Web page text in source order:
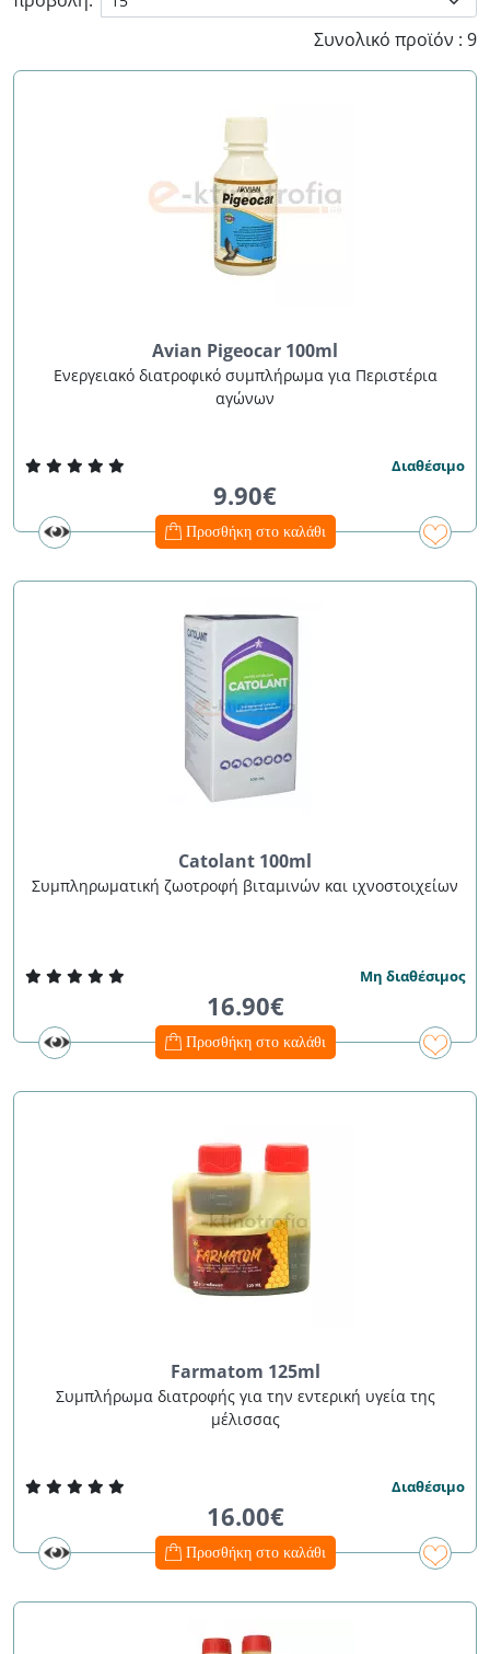
Συνολικό προϊόν : 9
Avian Pigeocar 100ml
Ενεργειακό διατροφικό συμπλήρωμα για Περιστέρια
αγώνων
Διαθέσιμο
9.90€
Προσθήκη στο καλάθι
Catolant 100ml
Συμπληρωματική ζωοτροφή βιταμινών και ιχνοστοιχείων
Μη διαθέσιμος
16.90€
Προσθήκη στο καλάθι
Farmatom 125ml
Συμπλήρωμα διατροφής για την εντερική υγεία της
μέλισσας
Διαθέσιμο
16.00€
Προσθήκη στο καλάθι